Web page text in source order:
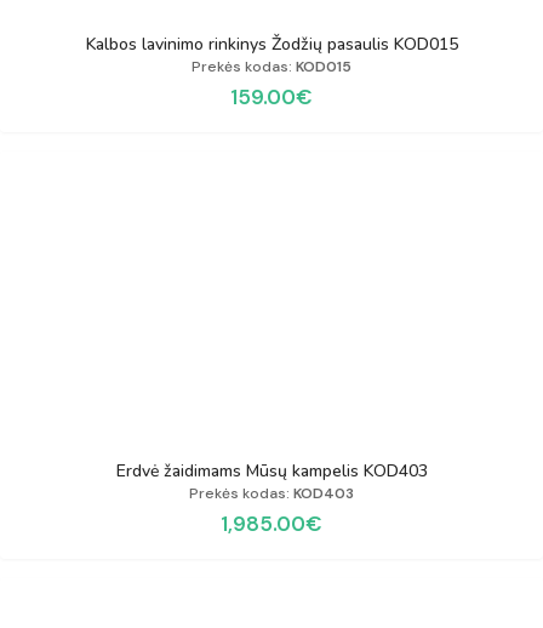
Kalbos lavinimo rinkinys Žodžių pasaulis KOD015
Prekės kodas: KOD015
159.00€
Erdvė žaidimams Mūsų kampelis KOD403
Prekės kodas: KOD403
1,985.00€